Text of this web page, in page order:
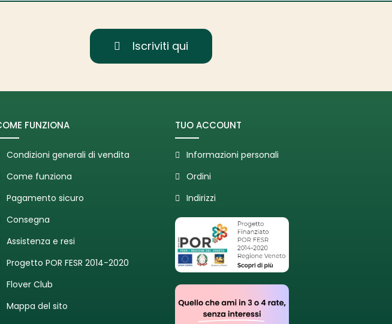
Iscriviti qui
FUNZIONA
Condizioni generali di vendita
Come funziona
Pagamento sicuro
Consegna
Assistenza e resi
Progetto POR FESR 2014-2020
Flover Club
Mappa del sito
TUO ACCOUNT
Informazioni personali
Ordini
Indirizzi